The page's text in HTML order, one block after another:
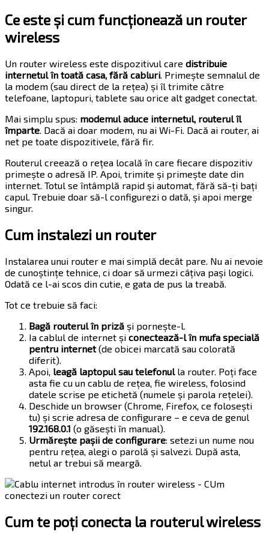
Ce este și cum funcționează un router
wireless
Un router wireless este dispozitivul care distribuie
internetul în toată casa, fără cabluri. Primește semnalul de
la modem (sau direct de la rețea) și îl trimite către
telefoane, laptopuri, tablete sau orice alt gadget conectat.
Mai simplu spus: modemul aduce internetul, routerul îl
împarte. Dacă ai doar modem, nu ai Wi-Fi. Dacă ai router, ai
net pe toate dispozitivele, fără fir.
Routerul creează o rețea locală în care fiecare dispozitiv
primește o adresă IP. Apoi, trimite și primește date din
internet. Totul se întâmplă rapid și automat, fără să-ți bați
capul. Trebuie doar să-l configurezi o dată, și apoi merge
singur.
Cum instalezi un router
Instalarea unui router e mai simplă decât pare. Nu ai nevoie
de cunoștințe tehnice, ci doar să urmezi câțiva pași logici.
Odată ce l-ai scos din cutie, e gata de pus la treabă.
Tot ce trebuie să faci:
Bagă routerul în priză și pornește-l.
Ia cablul de internet și conectează-l în mufa specială
pentru internet(de obicei marcată sau colorată
diferit).
Apoi, leagă laptopul sau telefonulla router. Poți face
asta fie cu un cablu de rețea, fie wireless, folosind
datele scrise pe etichetă (numele și parola rețelei).
Deschide un browser (Chrome, Firefox, ce folosești
tu) și scrie adresa de configurare – e ceva de genul
192.168.0.1 (o găsești în manual).
Urmărește pașii de configurare: setezi un nume nou
pentru rețea, alegi o parolă și salvezi. După asta,
netul ar trebui să meargă.
Cum te poți conecta la routerul wireless